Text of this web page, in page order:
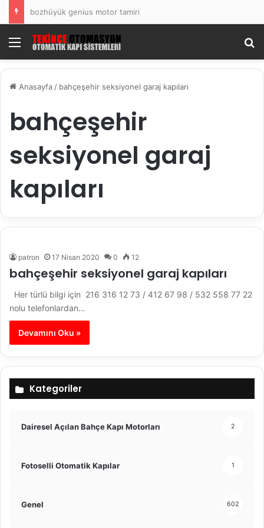
bozhüyük genius motor tamiri
Menü
Anasayfa / bahçeşehir seksiyonel garaj kapıları
bahçeşehir
seksiyonel garaj
kapıları
patron 17 Nisan 2020 0 12
bahçeşehir seksiyonel garaj kapıları
Her türlü bilgi için 216 316 12 73 / 412 67 98 / 532 558 77 22
nolu telefonlardan…
Devamını Oku »
Kategoriler
Dairesel Açılan Bahçe Kapı Motorları 2
Fotoselli Otomatik Kapılar 1
Genel 602